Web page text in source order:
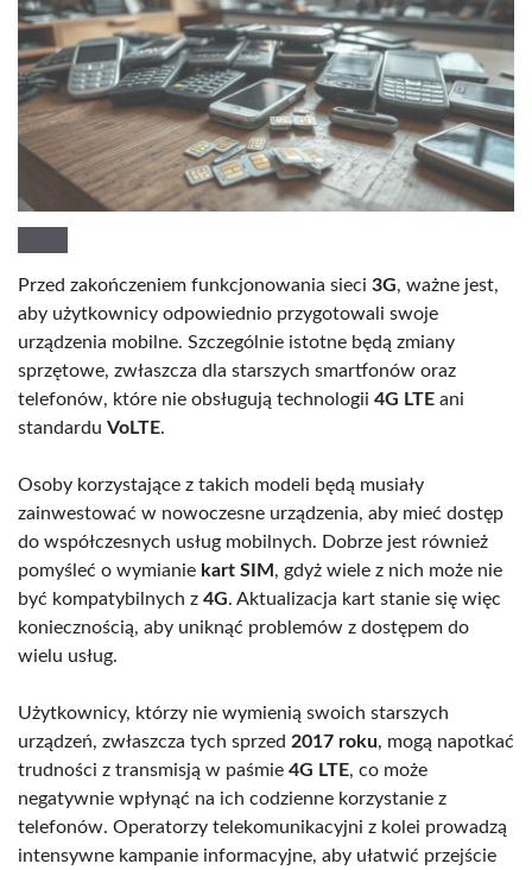
Przed zakończeniem funkcjonowania sieci 3G, ważne jest,
aby użytkownicy odpowiednio przygotowali swoje
urządzenia mobilne. Szczególnie istotne będą zmiany
sprzętowe, zwłaszcza dla starszych smartfonów oraz
telefonów, które nie obsługują technologii 4G LTE ani
standardu VoLTE.
Osoby korzystające z takich modeli będą musiały
zainwestować w nowoczesne urządzenia, aby mieć dostęp
do współczesnych usług mobilnych. Dobrze jest również
pomyśleć o wymianie kart SIM , gdyż wiele z nich może nie
być kompatybilnych z 4G. Aktualizacja kart stanie się więc
koniecznością, aby uniknąć problemów z dostępem do
wielu usług.
Użytkownicy, którzy nie wymienią swoich starszych
urządzeń, zwłaszcza tych sprzed 2017 roku, mogą napotkać
trudności z transmisją w paśmie 4G LTE, co może
negatywnie wpłynąć na ich codzienne korzystanie z
telefonów. Operatorzy telekomunikacyjni z kolei prowadzą
intensywne kampanie informacyjne, aby ułatwić przejście